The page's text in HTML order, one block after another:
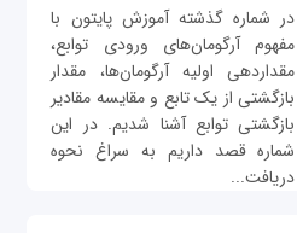
در شماره گذشته آموزش پایتون با
مفهوم آرگومان‌های ورودی توابع،
مقداردهی اولیه آرگومان‌ها، مقدار
بازگشتی از یک تابع و مقایسه مقادیر
بازگشتی توابع آشنا شدیم. در این
شماره قصد داریم به سراغ نحوه
دریافت...